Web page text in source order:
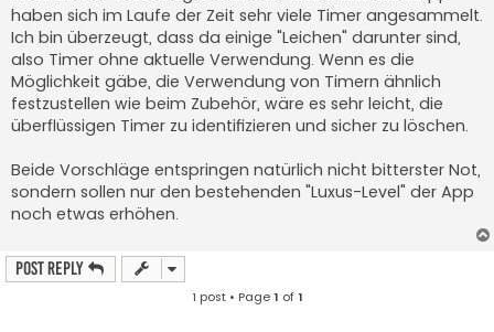
haben sich im Laufe der Zeit sehr viele Timer angesammelt.
Ich bin überzeugt, dass da einige "Leichen" darunter sind,
also Timer ohne aktuelle Verwendung. Wenn es die
Möglichkeit gäbe, die Verwendung von Timern ähnlich
festzustellen wie beim Zubehör, wäre es sehr leicht, die
überflüssigen Timer zu identifizieren und sicher zu löschen.
Beide Vorschläge entspringen natürlich nicht bitterster Not,
sondern sollen nur den bestehenden "Luxus-Level" der App
noch etwas erhöhen.
Post Reply
1 post • Page1 of1